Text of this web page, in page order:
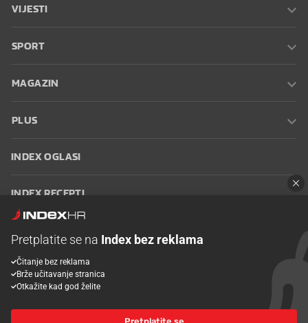
VIJESTI
SPORT
MAGAZIN
PLUS
INDEX OGLASI
INDEX RECEPTI
Oglašavanje Zaposli se na Indexu
korištenja
Postavke kolačića
Pretplatite se na Index bez reklama
Čitanje bez reklama
Brže učitavanje stranica
Otkažite kad god želite